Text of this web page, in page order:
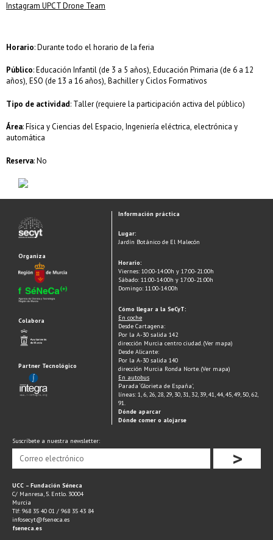
Instagram UPCT Drone Team
Horario: Durante todo el horario de la feria
Público: Educación Infantil (de 3 a 5 años), Educación Primaria (de 6 a 12
años), ESO (de 13 a 16 años), Bachiller y Ciclos Formativos
Tipo de actividad: Taller (requiere la participación activa del público)
Área: Física y Ciencias del Espacio, Ingeniería eléctrica, electrónica y
automática
Reserva: No
Organiza
Colabora
Partner Tecnológico
Información práctica
Lugar:
Jardín Botánico de El Malecón
Horario:
Viernes: 10:00-14:00h y 17:00-21:00h
Sábado: 11:00-14:00h y 17:00-21:00h
Domingo: 11:00-14:00h
Cómo llegar a la SeCyT:
En coche
Desde Cartagena:
Por la A-30 salida 142
dirección Murcia centro ciudad. (Ver mapa)
Desde Alicante:
Por la A-30 salida 140
dirección Murcia Ronda Norte. (Ver mapa)
En autobus
Parada ‘Glorieta de España’,
líneas: 1, 6, 26, 28, 29, 30, 31, 32, 39, 41, 44, 45, 49, 50, 62,
91.
Dónde aparcar
Dónde comer o alojarse
Suscríbete a nuestra newsletter:
>
UCC – Fundación Séneca
C/ Manresa, 5. Entlo. 30004
Murcia
Tlf: 968 35 40 01 / 968 35 43 84
infosecyt@fseneca.es
fseneca.es